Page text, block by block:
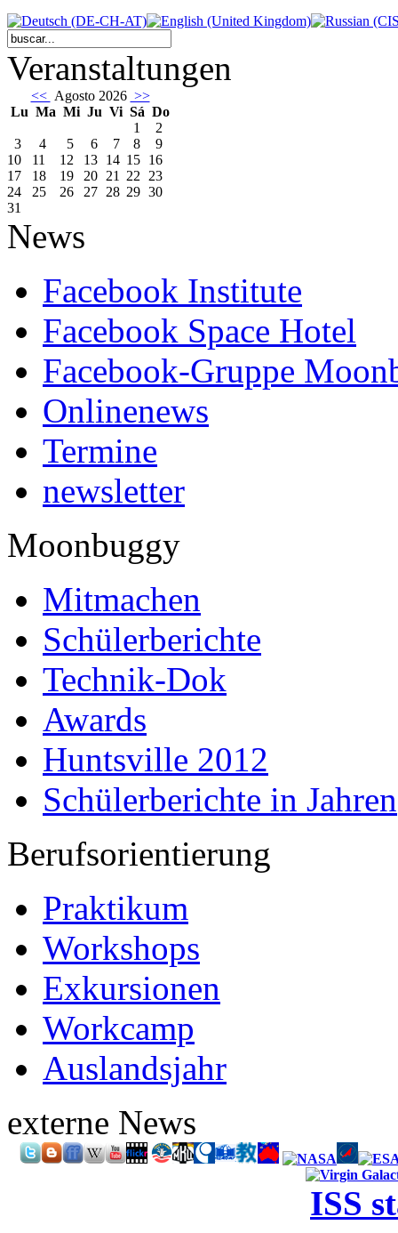
Veranstaltungen
<< Agosto 2026 >>
Lu Ma Mi Ju Vi Sá Do
1
2
3
4 5 6 7 8
9
10
11 12 13 14 15 16
17
18 19 20 21 22 23
24
25 26 27 28 29 30
31
News
Facebook Institute
Facebook Space Hotel
Facebook-Gruppe
Onlinenews
Termine
newsletter
Moonbuggy
Mitmachen
Schülerberichte
Technik-Dok
Awards
Huntsville 2012
Schülerberichte in Jahren
Berufsorientierung
Praktikum
Workshops
Exkursionen
Workcamp
Auslandsjahr
externe News
ISS